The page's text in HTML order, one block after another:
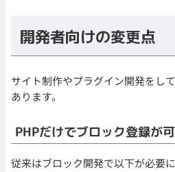
開発者向けの変更点
サイト制作やプラグイン開発をし
あります。
PHPだけでブロック登録が
従来はブロック開発で以下が必要